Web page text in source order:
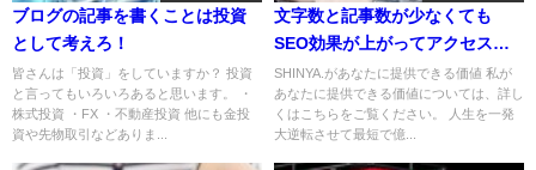
ブログの記事を書くことは投資
として考えろ！
皆さんは「投資」をしていますか？ 投資
と言ってもいろいろあると思います。 ・
株式投資 ・FX ・不動産投資 他にも金投
資や先物取引などありま...
文字数と記事数が少なくても
SEO効果が上がってアクセスが
上がりやすくなる方法を発見し
ました
SHINYA.があなたに提供できる価値 私が
あなたに提供できる価値については、詳し
くはこちらをご覧ください。 人生を一発
大逆転させて最短で億...